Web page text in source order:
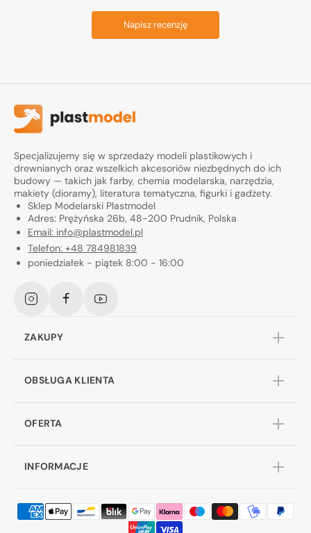
Napisz recenzję
Specjalizujemy się w sprzedaży modeli plastikowych i
drewnianych oraz wszelkich akcesoriów niezbędnych do ich
budowy — takich jak farby, chemia modelarska, narzędzia,
makiety (dioramy), literatura tematyczna, figurki i gadżety.
Sklep Modelarski Plastmodel
Adres: Prężyńska 26b, 48-200 Prudnik, Polska
Email: info@plastmodel.pl
Telefon: +48 784981839
poniedziałek - piątek 8:00 - 16:00
InstagramFacebookYouTube
ZAKUPY
OBSŁUGA KLIENTA
OFERTA
INFORMACJE